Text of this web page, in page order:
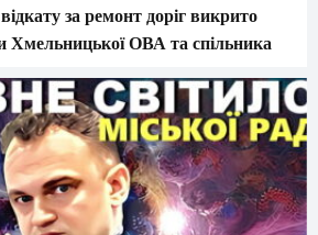
за ремонт доріг викрито
Хмельницької ОВА та спільника